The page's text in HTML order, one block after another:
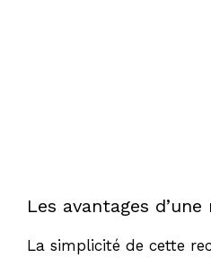
Les avantages
La simplicité de cette